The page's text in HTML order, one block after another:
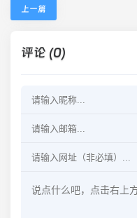
上一篇
评论 (0)